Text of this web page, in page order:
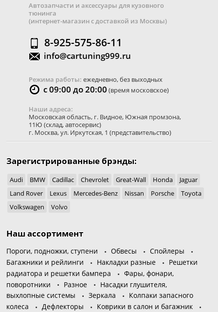
Автозапчасти и аксессуары для кузовного
тюнинга
(интернет-магазин с доставкой из Москвы)
8-925-575-86-11
info@cartuning999.ru
Режима работы: ежедневно, без выходных
с 09:00 до 20:00 (время московское)
Наши адреса:
Московская область, г. Видное, Южная промзона,
11Ю (склад, автосервис)
г. Москва,ул. Иркутская, 1 (представительство)
Зарегистрированные брэнды:
Audi BMW Cadillac Chevrolet Great-Wall Honda
Jaguar
Land Rover
Lexus Mercedes-Benz Nissan Porsche
Toyota
Volkswagen
Volvo
Наш ассортимент
Пороги, подножки, ступени Обвесы
Спойлеры
Багажники и рейлинги
Накладки разные
Решетки
радиатора и решетки бампера
Фары, фонари,
поворотники
Разное
Насадки глушителя,
выхлопные системы
Зеркала
Колпаки запасного
колеса
Дефлекторы
Коврики в салон и багажник